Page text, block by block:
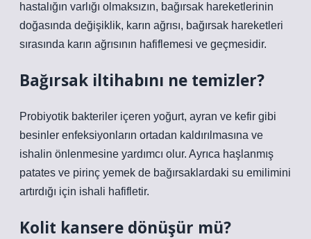
hastalığın varlığı olmaksızın, bağırsak hareketlerinin
doğasında değişiklik, karın ağrısı, bağırsak hareketleri
sırasında karın ağrısının hafiflemesi ve geçmesidir.
Bağırsak iltihabını ne temizler?
Probiyotik bakteriler içeren yoğurt, ayran ve kefir gibi
besinler enfeksiyonların ortadan kaldırılmasına ve
ishalin önlenmesine yardımcı olur. Ayrıca haşlanmış
patates ve pirinç yemek de bağırsaklardaki su emilimini
artırdığı için ishali hafifletir.
Kolit kansere dönüşür mü?